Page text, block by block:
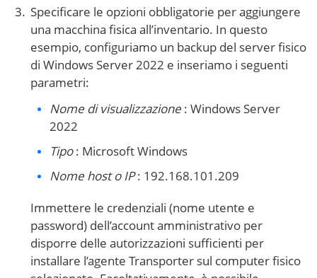
Specificare le opzioni obbligatorie per aggiungere
una macchina fisica all’inventario. In questo
esempio, configuriamo un backup del server fisico
di Windows Server 2022 e inseriamo i seguenti
parametri:
Nome di visualizzazione : Windows Server
2022
Tipo: Microsoft Windows
Nome host o IP: 192.168.101.209
Immettere le credenziali (nome utente e
password) dell’account amministrativo per
disporre delle autorizzazioni sufficienti per
installare l’agente Transporter sul computer fisico